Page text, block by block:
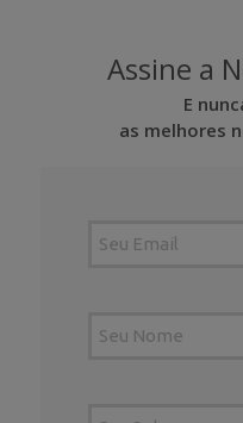
Assine a
E
as melhores